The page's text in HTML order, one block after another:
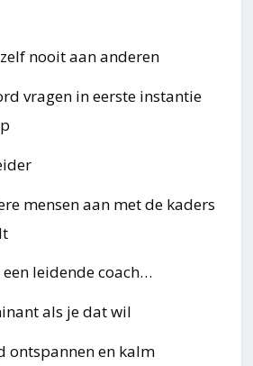
nooit aan anderen
vragen in eerste instantie
mensen aan met de kaders
leidende coach…
als je dat wil
ontspannen en kalm